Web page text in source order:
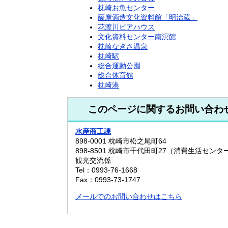
枕崎お魚センター
薩摩酒造文化資料館「明治蔵」
花渡川ビアハウス
文化資料センター南溟館
枕崎なぎさ温泉
枕崎駅
総合運動公園
総合体育館
枕崎港
このページに関するお問い合わ
水産商工課
898-0001 枕崎市松之尾町64
898-8501 枕崎市千代田町27（消費生活センター
観光交流係
Tel：0993-76-1668
Fax：0993-73-1747
メールでのお問い合わせはこちら